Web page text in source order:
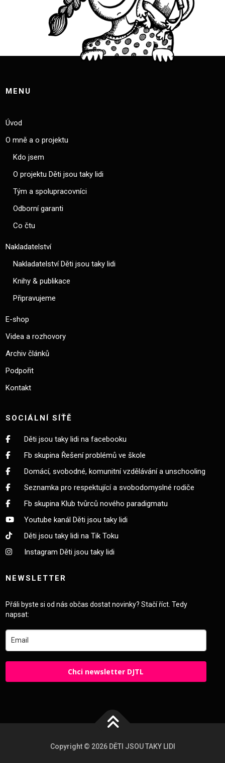
MENU
Úvod
O mně a o projektu
Kdo jsem
O projektu Děti jsou taky lidi
Tým a spolupracovníci
Odborní garanti
Co čtu
Nakladatelství
Nakladatelství Děti jsou taky lidi
Knihy & publikace
Připravujeme
E-shop
Videa a rozhovory
Archiv článků
Podpořit
Kontakt
SOCIÁLNÍ SÍŤĚ
Děti jsou taky lidi na facebooku
Fb skupina Řešení problémů ve škole
Domácí, svobodné, komunitní vzdělávání a unschooling
Seznamka pro respektující a svobodomyslné rodiče
Fb skupina Klub tvůrců nového paradigmatu
Youtube kanál Děti jsou taky lidi
Děti jsou taky lidi na Tik Toku
Instagram Děti jsou taky lidi
NEWSLETTER
Přáli byste si od nás občas dostat novinky? Stačí říct. Tedy
napsat:
Chci newsletter DJTL
Copyright © 2026 DĚTI JSOU TAKY LIDI